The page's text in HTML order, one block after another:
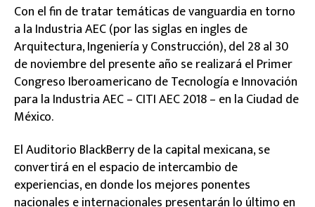
Con el fin de tratar temáticas de vanguardia en torno
a la Industria AEC (por las siglas en ingles de
Arquitectura, Ingeniería y Construcción), del 28 al 30
de noviembre del presente año se realizará el Primer
Congreso Iberoamericano de Tecnología e Innovación
para la Industria AEC – CITI AEC 2018 – en la Ciudad de
México.
El Auditorio BlackBerry de la capital mexicana, se
convertirá en el espacio de intercambio de
experiencias, en donde los mejores ponentes